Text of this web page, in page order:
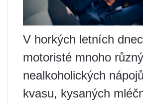
V horkých letních
motoristé mnoho
nealkoholických
kvasu, kysaných